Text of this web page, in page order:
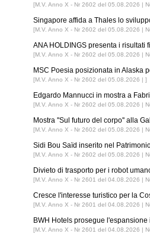
[M.V. Anno X - Nr 2602 del 05.08.2026 |
Singapore affida a Thales lo
[M.V. Anno X - Nr 2602 del 05.08.2026 |
ANA HOLDINGS presenta i risultati
[M.V. Anno X - Nr 2602 del 05.08.2026 |
MSC Poesia posizionata in Alaska
[M.V. Anno X - Nr 2602 del 05.08.2026 | ]
Edgardo Mannucci in mostra a
[M.V. Anno X - Nr 2602 del 05.08.2026 |
Mostra ''Sul futuro del corpo'' alla
[M.V. Anno X - Nr 2602 del 05.08.2026 |
Sidi Bou Saïd inserito nel
[M.V. Anno X - Nr 2602 del 05.08.2026 |
Divieto di trasporto per i robot
[M.V. Anno X - Nr 2601 del 04.08.2026 |
Cresce l'interesse turistico per la
[M.V. Anno X - Nr 2601 del 04.08.2026 |
BWH Hotels prosegue
[M.V. Anno X - Nr 2601 del 04.08.2026 |